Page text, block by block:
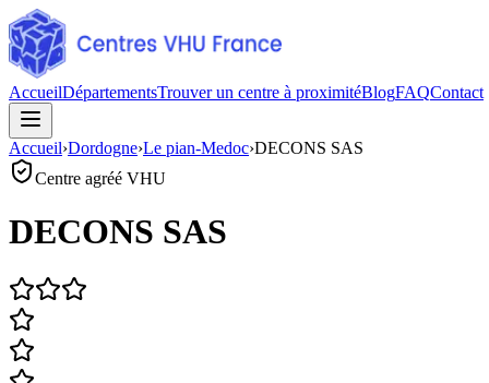
AccueilDépartementsTrouver un centre à proximitéBlogFAQContact
Accueil›Dordogne›Le pian-Medoc›DECONS SAS
Centre agréé VHU
DECONS SAS